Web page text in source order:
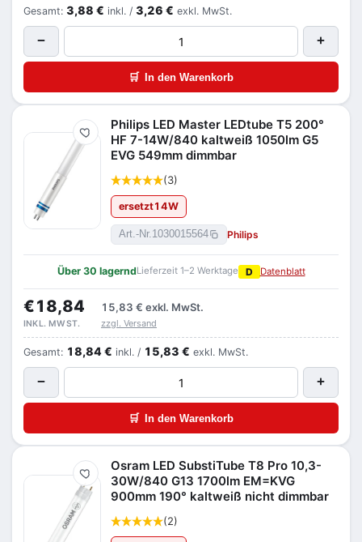
Gesamt: 3,88 € inkl. / 3,26 € exkl. MwSt.
− +
🛒 In den Warenkorb
Merken
Philips LED Master LEDtube T5 200°
HF 7-14W/840 kaltweiß 1050lm G5
EVG 549mm dimmbar
(3)
ersetzt14W
Art.-Nr.1030015564 Philips
Über 30 lagerndLieferzeit 1–2 Werktage D Datenblatt
€18,84 15,83 € exkl. MwSt.
INKL. MWST. zzgl. Versand
Gesamt: 18,84 € inkl. / 15,83 € exkl. MwSt.
− +
🛒 In den Warenkorb
Merken
Osram LED SubstiTube T8 Pro 10,3-
30W/840 G13 1700lm EM=KVG
900mm 190° kaltweiß nicht dimmbar
(2)